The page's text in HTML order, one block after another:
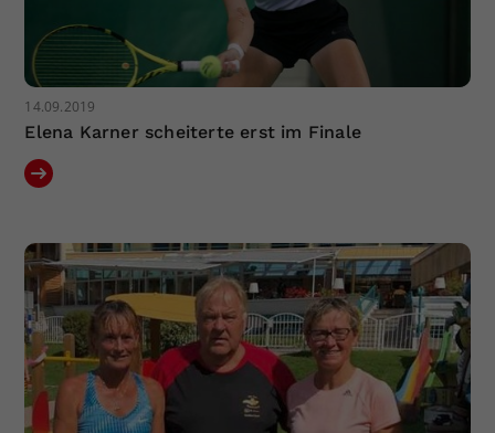
14.09.2019
Elena Karner scheiterte erst im Finale